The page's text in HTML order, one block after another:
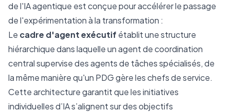
de l'IA agentique est conçue pour accélérer le passage
de l'expérimentation à la transformation :
Le cadre d'agent exécutif établit une structure
hiérarchique dans laquelle un agent de coordination
central supervise des agents de tâches spécialisés, de
la même manière qu'un PDG gère les chefs de service.
Cette architecture garantit que les initiatives
individuelles d’IA s’alignent sur des objectifs